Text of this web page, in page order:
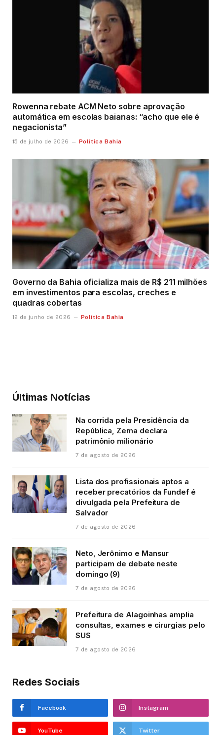
Rowenna rebate ACM Neto sobre aprovação
automática em escolas baianas: “acho que ele é
negacionista”
15 de julho de 2026 Política Bahia
Governo da Bahia oficializa mais de R$ 211 milhões
em investimentos para escolas, creches e
quadras cobertas
12 de junho de 2026 Política Bahia
Últimas Notícias
Na corrida pela Presidência da
República, Zema declara
patrimônio milionário
7 de agosto de 2026
Lista dos profissionais aptos a
receber precatórios da Fundef é
divulgada pela Prefeitura de
Salvador
7 de agosto de 2026
Neto, Jerônimo e Mansur
participam de debate neste
domingo (9)
7 de agosto de 2026
Prefeitura de Alagoinhas amplia
consultas, exames e cirurgias pelo
SUS
7 de agosto de 2026
Redes Sociais
Facebook Instagram
YouTube Twitter